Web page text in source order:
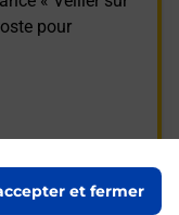
et fermer
pour